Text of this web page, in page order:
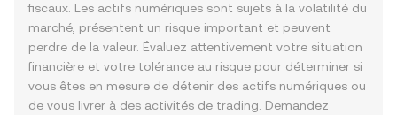
fiscaux. Les actifs numériques sont sujets à la volatilité du
marché, présentent un risque important et peuvent
perdre de la valeur. Évaluez attentivement votre situation
financière et votre tolérance au risque pour déterminer si
vous êtes en mesure de détenir des actifs numériques ou
de vous livrer à des activités de trading. Demandez